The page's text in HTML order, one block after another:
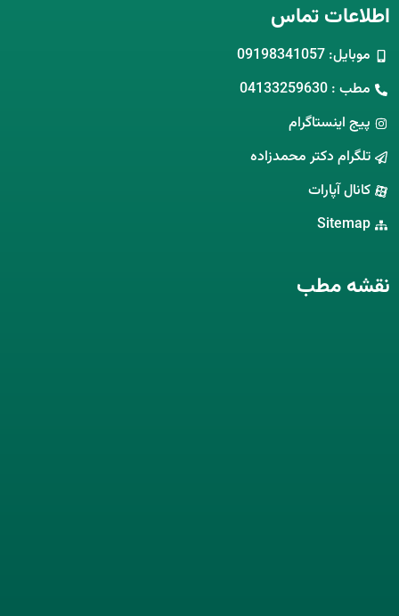
اطلاعات تماس
موبایل: 09198341057
مطب : 04133259630
پیج اینستاگرام
تلگرام دکتر محمدزاده
کانال آپارات
Sitemap
نقشه مطب